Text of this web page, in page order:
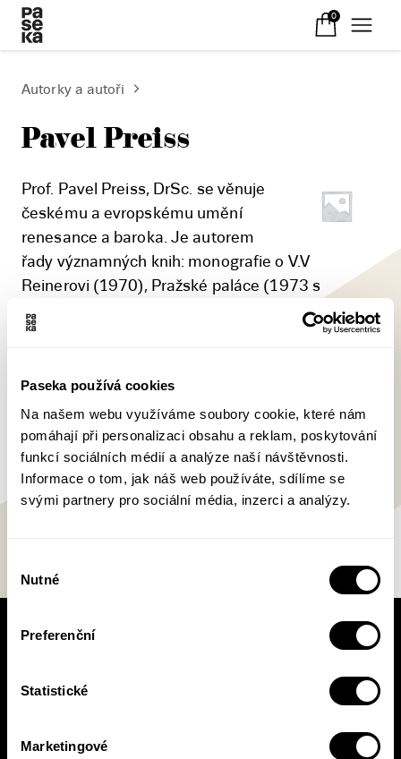
Paseka používá cookies
Na našem webu využíváme soubory cookie, které nám
pomáhají při personalizaci obsahu a reklam, poskytování
funkcí sociálních médií a analýze naší návštěvnosti.
Informace o tom, jak náš web používáte, sdílíme se
svými partnery pro sociální média, inzerci a analýzy.
souhlasu
Nutné
Preferenční
Statistické
Marketingové
0
Autorky a autoři
Pavel Preiss
Prof. Pavel Preiss, DrSc. se věnuje
českému a evropskému umění
renesance a baroka. Je autorem
řady významných knih: monografie o V.V
Reinerovi (1970), Pražské paláce (1973 s
E.Pochem), Panoráma manýrismu (1975),
Michelangelo - kresby (1976), Italští umělci v
spolu s Mojmírem Horynou a Pavlem
Zahradníkem) a dalších.
V pracovní době se nebudou číst noviny!
newsletterem budete vědět o všem, co se v
Pasece šustne, ať už vás zajímá pohled do